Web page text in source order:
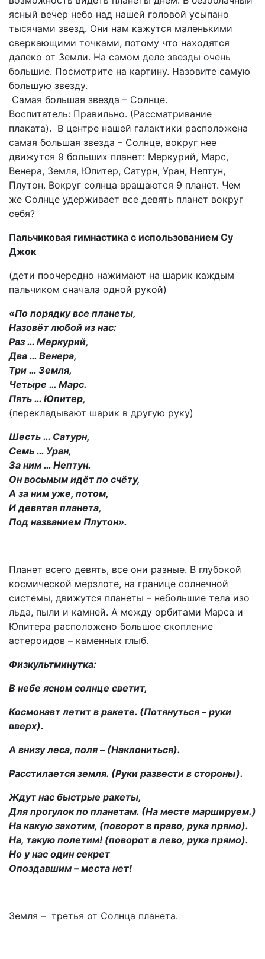
ясный вечер небо над нашей головой усыпано
тысячами звезд. Они нам кажутся маленькими
сверкающими точками, потому что находятся
далеко от Земли. На самом деле звезды очень
большие. Посмотрите на картину. Назовите самую
большую звезду.
Самая большая звезда – Солнце.
Воспитатель: Правильно. (Рассматривание
плаката). В центре нашей галактики расположена
самая большая звезда – Солнце, вокруг нее
движутся 9 больших планет: Меркурий, Марс,
Венера, Земля, Юпитер, Сатурн, Уран, Нептун,
Плутон. Вокруг солнца вращаются 9 планет. Чем
же Солнце удерживает все девять планет вокруг
себя?
Пальчиковая гимнастика с использованием Су
Джок
(дети поочередно нажимают на шарик каждым
пальчиком сначала одной рукой)
«По порядку все планеты,
Назовёт любой из нас:
Раз … Меркурий,
Два … Венера,
Три … Земля,
Четыре … Марс.
Пять … Юпитер,
(перекладывают шарик в другую руку)
Шесть … Сатурн,
Семь … Уран,
За ним … Нептун.
Он восьмым идёт по счёту,
А за ним уже, потом,
И девятая планета,
Под названием Плутон».
Планет всего девять, все они разные. В глубокой
космической мерзлоте, на границе солнечной
системы, движутся планеты – небольшие тела изо
льда, пыли и камней. А между орбитами Марса и
Юпитера расположено большое скопление
астероидов – каменных глыб.
Физкультминутка:
В небе ясном солнце светит,
Космонавт летит в ракете. (Потянуться – руки
вверх).
А внизу леса, поля – (Наклониться).
Расстилается земля. (Руки развести в стороны).
Ждут нас быстрые ракеты,
Для прогулок по планетам. (На месте маршируем.)
На какую захотим, (поворот в право, рука прямо).
На, такую полетим! (поворот в лево, рука прямо).
Но у нас один секрет
Опоздавшим – места нет!
Земля – третья от Солнца планета.